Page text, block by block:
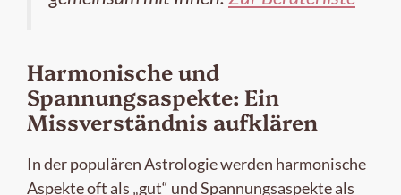
Harmonische und
Spannungsaspekte: Ein
Missverständnis aufklären
In der populären Astrologie werden harmonische
Aspekte oft als „gut“ und Spannungsaspekte als